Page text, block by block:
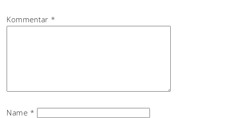
Kommentar *
Name *